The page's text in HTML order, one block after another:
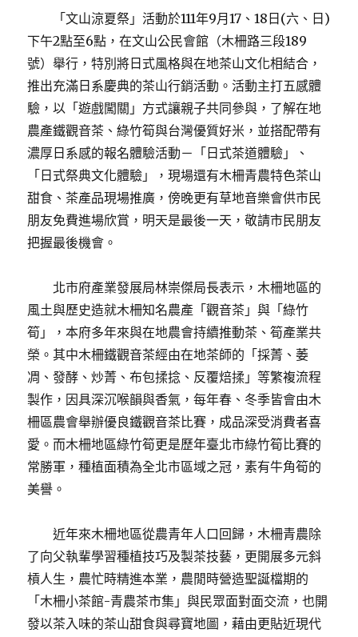
「文山涼夏祭」活動於111年9月17、18日(六、日)
下午2點至6點，在文山公民會館（木柵路三段189
號）舉行，特別將日式風格與在地茶山文化相結合，
推出充滿日系慶典的茶山行銷活動。活動主打五感體
驗，以「遊戲闖關」方式讓親子共同參與，了解在地
農產鐵觀音茶、綠竹筍與台灣優質好米，並搭配帶有
濃厚日系感的報名體驗活動－「日式茶道體驗」、
「日式祭典文化體驗」，現場還有木柵青農特色茶山
甜食、茶產品現場推廣，傍晚更有草地音樂會供市民
朋友免費進場欣賞，明天是最後一天，敬請市民朋友
把握最後機會。
北市府產業發展局林崇傑局長表示，木柵地區的
風土與歷史造就木柵知名農產「觀音茶」與「綠竹
筍」，本府多年來與在地農會持續推動茶、筍產業共
榮。其中木柵鐵觀音茶經由在地茶師的「採菁、萎
凋、發酵、炒菁、布包揉捻、反覆焙揉」等繁複流程
製作，因具深沉喉韻與香氣，每年春、冬季皆會由木
柵區農會舉辦優良鐵觀音茶比賽，成品深受消費者喜
愛。而木柵地區綠竹筍更是歷年臺北市綠竹筍比賽的
常勝軍，種植面積為全北市區域之冠，素有牛角筍的
美譽。
近年來木柵地區從農青年人口回歸，木柵青農除
了向父執輩學習種植技巧及製茶技藝，更開展多元斜
槓人生，農忙時精進本業，農閒時營造聖誕檔期的
「木柵小茶館-青農茶市集」與民眾面對面交流，也開
發以茶入味的茶山甜食與尋寶地圖，藉由更貼近現代